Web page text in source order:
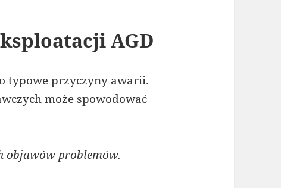
AGD
typowe przyczyny awarii.
może spowodować
objawów problemów.